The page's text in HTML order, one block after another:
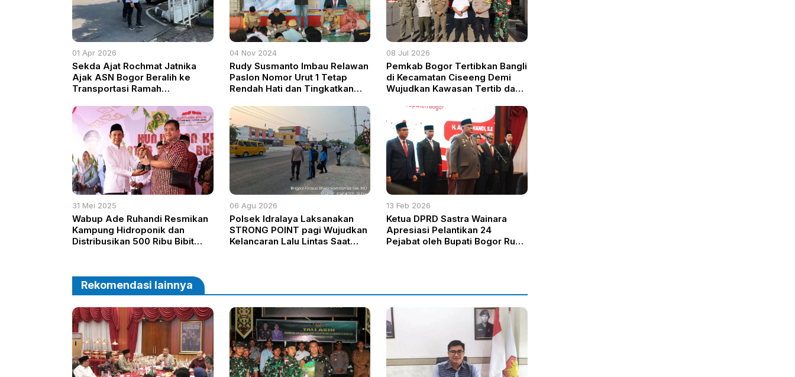
01 Apr 2026
Sekda Ajat Rochmat Jatnika
Ajak ASN Bogor Beralih ke
Transportasi Ramah
04 Nov 2024
Rudy Susmanto Imbau Relawan
Paslon Nomor Urut 1 Tetap
Rendah Hati dan Tingkatkan
Bogor
08 Jul 2026
Pemkab Bogor Tertibkan Bangli
di Kecamatan Ciseeng Demi
Wujudkan Kawasan Tertib dan
31 Mei 2025
Wabup Ade Ruhandi Resmikan
Kampung Hidroponik dan
Distribusikan 500 Ribu Bibit
06 Agu 2026
Polsek Idralaya Laksanakan
STRONG POINT pagi Wujudkan
Kelancaran Lalu Lintas Saat
13 Feb 2026
Ketua DPRD Sastra Wainara
Apresiasi Pelantikan 24
Pejabat oleh Bupati Bogor Rudy
Rekomendasi lainnya